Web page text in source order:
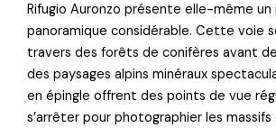
Rifugio Auronzo présente elle-même
panoramique considérable. Cette voie
travers des forêts de conifères avant
des paysages alpins minéraux
en épingle offrent des points de vue
s’arrêter pour photographier les massifs